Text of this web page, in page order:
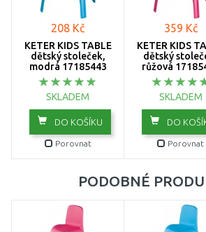
208 Kč
KETER KIDS TABLE
dětský stoleček,
modrá 17185443
SKLADEM
DO KOŠÍKU
Porovnat
359 Kč
KETER KIDS
dětský
růžová
SKLADEM
DO
Porovnat
PODOBNÉ